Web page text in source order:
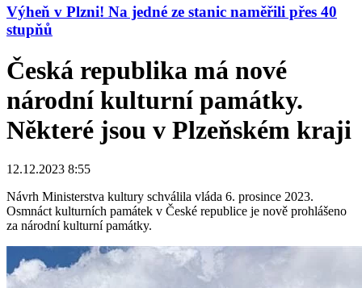
Výheň v Plzni! Na jedné ze stanic naměřili přes 40
stupňů
Česká republika má nové
národní kulturní památky.
Některé jsou v Plzeňském kraji
12.12.2023 8:55
Návrh Ministerstva kultury schválila vláda 6. prosince 2023.
Osmnáct kulturních památek v České republice je nově prohlášeno
za národní kulturní památky.